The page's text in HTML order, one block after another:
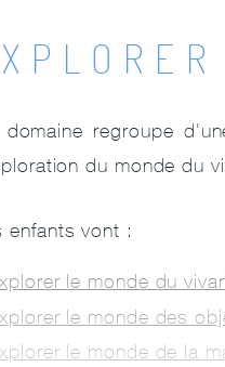
domaine regroupe
du monde du
enfants vont :
le monde du
le monde des
le monde de la